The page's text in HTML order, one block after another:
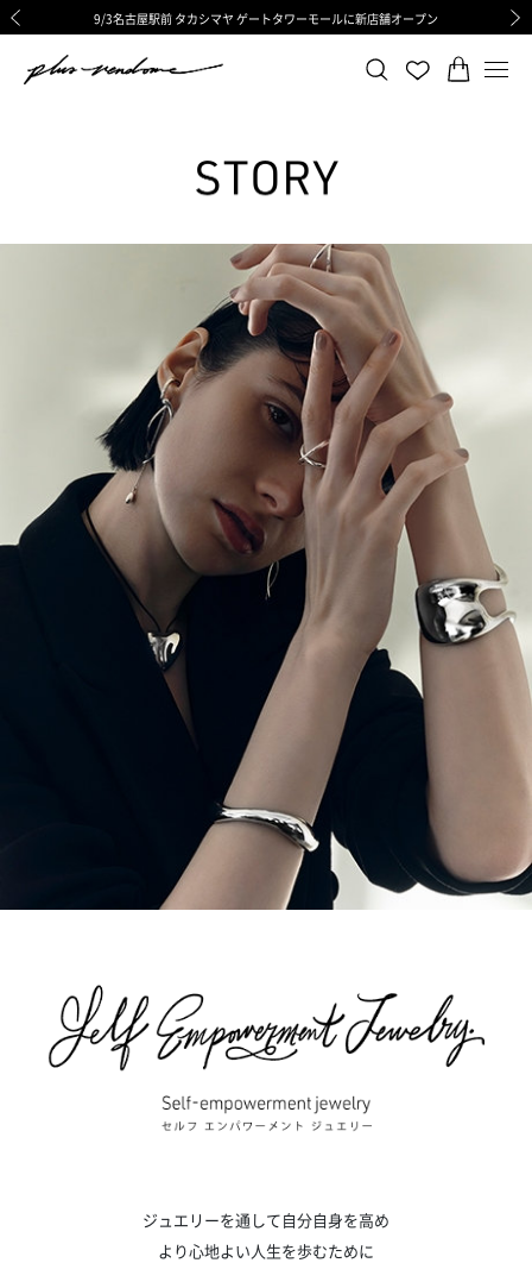
ギフトサービス 一部リニューアルと価格変更のお知らせ
令和8年熊本地震の影響による荷物のお届けについて
9/3名古屋駅前 タカシマヤ ゲートタワーモールに新店舗オープン
8/6渋谷ヒカリエ内ShinQs店 待望のリアル店舗オープン
ギフトサービス 一部リニューアルと価格変更のお知らせ
令和8年熊本地震の影響による荷物のお届けについて
ジュエリーを通して自分自身を高め
より心地よい人生を歩むために